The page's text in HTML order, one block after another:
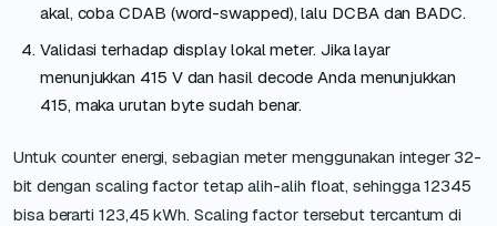
akal, coba CDAB (word-swapped), lalu DCBA dan BADC.
Validasi terhadap display lokal meter. Jika layar
menunjukkan 415 V dan hasil decode Anda menunjukkan
415, maka urutan byte sudah benar.
Untuk counter energi, sebagian meter menggunakan integer 32-
bit dengan scaling factor tetap alih-alih float, sehingga 12345
bisa berarti 123,45 kWh. Scaling factor tersebut tercantum di